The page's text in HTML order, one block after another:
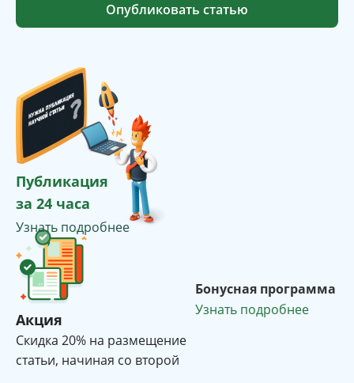
Опубликовать статью
Публикация
за 24 часа
Узнать подробнее
Акция
Cкидка 20% на размещение
статьи, начиная со второй
Бонусная программа
Узнать подробнее